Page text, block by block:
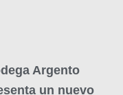
Argento
un nuevo